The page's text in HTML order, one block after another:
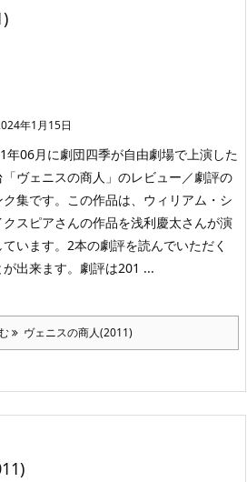
年1月15日
年06月に劇団四季が自由劇場で上演した
「ヴェニスの商人」のレビュー／劇評の
ク集です。この作品は、ウィリアム・シ
クスピアさんの作品を浅利慶太さんが演
ています。2本の劇評を読んでいただく
が出来ます。劇評は201 ...
ヴェニスの商人(2011)